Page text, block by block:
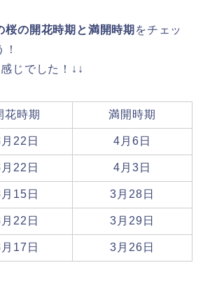
桜の開花時期と満開時期 をチェッ
じでした！↓↓
花時期 満開時期
22日 4月6日
22日 4月3日
15日 3月28日
22日 3月29日
17日 3月26日